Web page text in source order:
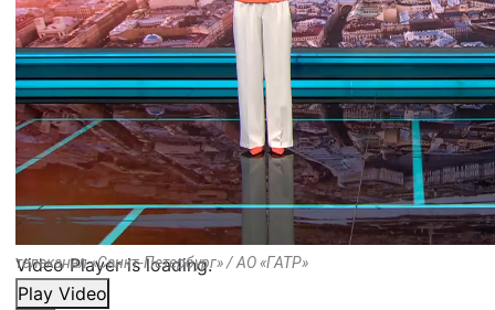
Video Player is loading.
Play Video
телеканал «Санкт-Петербург» / АО «ГАТР»